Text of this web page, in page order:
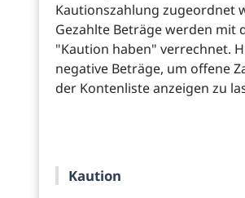
Kautionszahlung zugeordnet
Gezahlte Beträge werden mit
"Kaution haben" verrechnet.
negative Beträge, um offene
der Kontenliste anzeigen zu
Kaution